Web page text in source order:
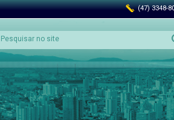
(47) 3348-